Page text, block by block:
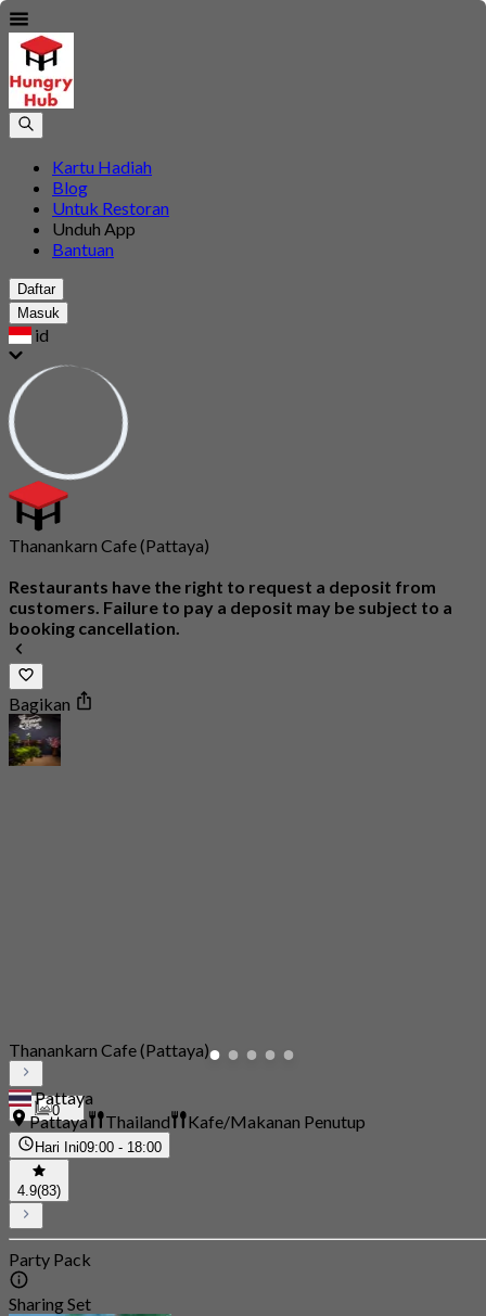
Kartu Hadiah
Blog
Untuk Restoran
Unduh App
Bantuan
Daftar
Masuk
id
Thanankarn Cafe (Pattaya)
Restaurants have the right to request a deposit from
customers. Failure to pay a deposit may be subject to a
booking cancellation.
Bagikan
0
Thanankarn Cafe (Pattaya)
Pattaya
Pattaya
Thailand Kafe/Makanan Penutup
Hari Ini09:00 - 18:00
4.9(83)
Party Pack
Sharing Set